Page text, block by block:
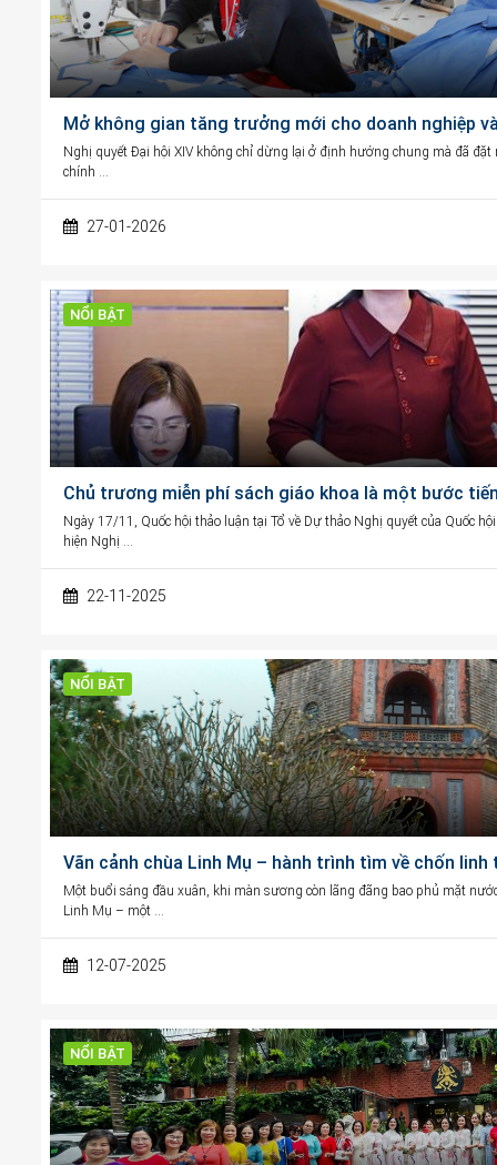
Mở không gian tăng trưởng mới cho doanh nghiệp
Nghị quyết Đại hội XIV không chỉ dừng lại ở định hướng chung mà đã đặt
chính …
27-01-2026
NỔI BẬT
Chủ trương miễn phí sách giáo khoa là một bước
Ngày 17/11, Quốc hội thảo luận tại Tổ về Dự thảo Nghị quyết của Quốc
hiện Nghị …
22-11-2025
NỔI BẬT
Vãn cảnh chùa Linh Mụ – hành trình tìm về chốn
Một buổi sáng đầu xuân, khi màn sương còn lãng đãng bao phủ mặt
Linh Mụ – một …
12-07-2025
NỔI BẬT